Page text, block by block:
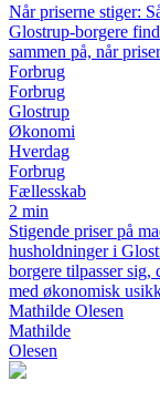
Når priserne stiger:
Glostrup-borgere
sammen på, når
Forbrug
Forbrug
Glostrup
Økonomi
Hverdag
Forbrug
Fællesskab
2 min
Stigende priser på
husholdninger i
borgere tilpasser
med økonomisk
Mathilde Olesen
Mathilde
Olesen